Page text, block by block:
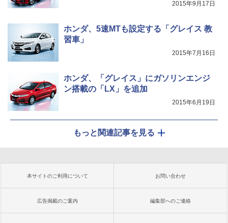
2015年9月17日
ホンダ、5速MTも設定する「グレイス 教
習車」
2015年7月16日
ホンダ、「グレイス」にガソリンエンジ
ン搭載の「LX」を追加
2015年6月19日
もっと関連記事を見る
本サイトのご利用について お問い合わせ
広告掲載のご案内 編集部へのご連絡